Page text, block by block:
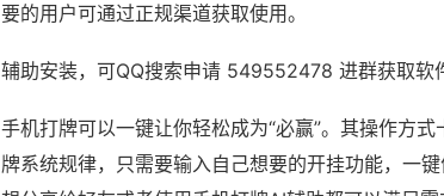
要的用户可通过正规渠道获取使用。
辅助安装，可QQ搜索申请 549552478 进群获取软
手机打牌可以一键让你轻松成为“必赢”。其操作方
牌系统规律，只需要输入自己想要的开挂功能，一